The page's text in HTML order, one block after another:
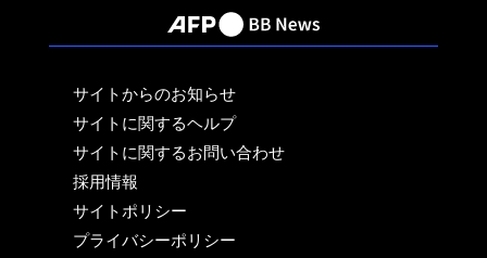
サイトからのお知らせ
サイトに関するヘルプ
サイトに関するお問い合わせ
採用情報
サイトポリシー
プライバシーポリシー